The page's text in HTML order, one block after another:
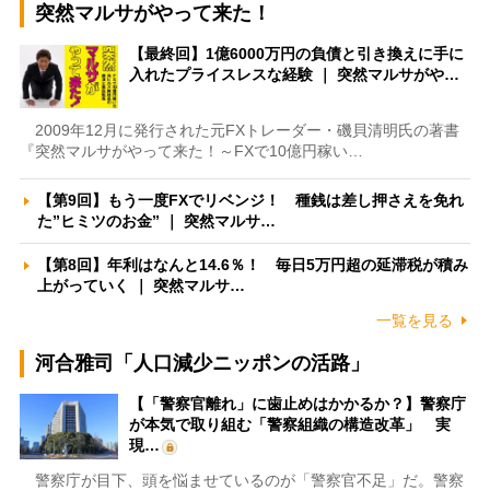
突然マルサがやって来た！
【最終回】1億6000万円の負債と引き換えに手に
入れたプライスレスな経験 ｜ 突然マルサがや…
2009年12月に発行された元FXトレーダー・磯貝清明氏の著書
『突然マルサがやって来た！～FXで10億円稼い…
【第9回】もう一度FXでリベンジ！ 種銭は差し押さえを免れ
た”ヒミツのお金” ｜ 突然マルサ…
【第8回】年利はなんと14.6％！ 毎日5万円超の延滞税が積み
上がっていく ｜ 突然マルサ…
一覧を見る
河合雅司「人口減少ニッポンの活路」
【「警察官離れ」に歯止めはかかるか？】警察庁
が本気で取り組む「警察組織の構造改革」 実
現…
警察庁が目下、頭を悩ませているのが「警察官不足」だ。警察